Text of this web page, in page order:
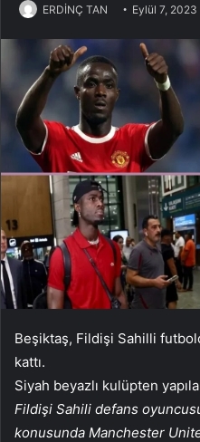
ERDİNÇ TAN Eylül 7, 2023
Beşiktaş, Fildişi Sahilli
kattı.
Siyah beyazlı kulüpten
Fildişi Sahili defans
konusunda Manchester